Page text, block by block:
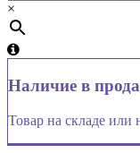
×
Наличие в
Товар на складе или